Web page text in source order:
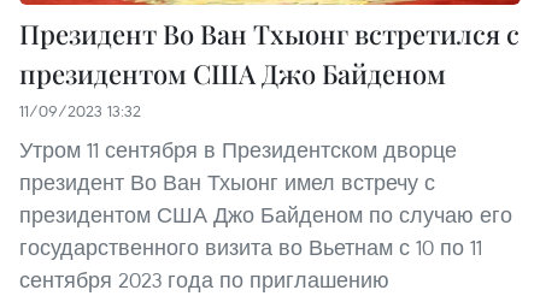
Президент Во Ван Тхыонг встретился с
президентом США Джо Байденом
11/09/2023 13:32
Утром 11 сентября в Президентском дворце
президент Во Ван Тхыонг имел встречу с
президентом США Джо Байденом по случаю его
государственного визита во Вьетнам с 10 по 11
сентября 2023 года по приглашению